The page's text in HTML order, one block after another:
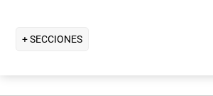
+ SECCIONES